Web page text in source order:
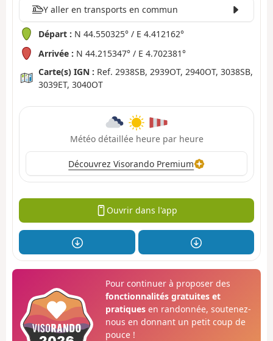
Y aller en transports en commun
Départ : N 44.550325° / E 4.412162°
Arrivée : N 44.215347° / E 4.702381°
Carte(s) IGN : Ref. 2938SB, 2939OT, 2940OT, 3038SB,
3039ET, 3040OT
Météo détaillée heure par heure
Découvrez Visorando Premium
Ouvrir dans l'app
Pour continuer à proposer des
fonctionnalités gratuites et
pratiquesen randonnée, soutenez-
nous en donnant un petit coup de
pouce !